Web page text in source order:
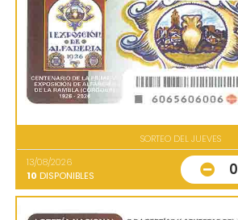
SORTEO DEL JUEVES
13/08/2026
10 DISPONIBLES 0